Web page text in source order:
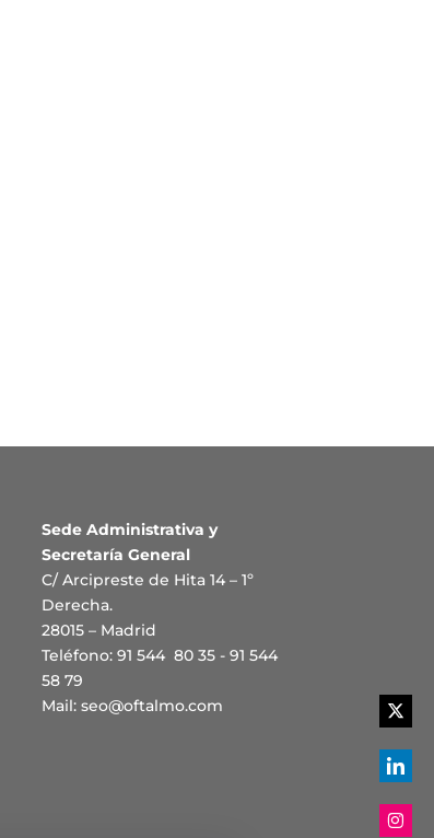
Sede Administrativa y
Secretaría General
C/ Arcipreste de Hita 14 – 1º
Derecha.
28015 – Madrid
Teléfono: 91 544 80 35 - 91 544
58 79
Mail:seo@oftalmo.com
on
Twitter
on